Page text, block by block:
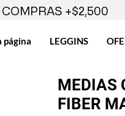
página LEGGINS
+$2,500
MEDIAS
FIBER